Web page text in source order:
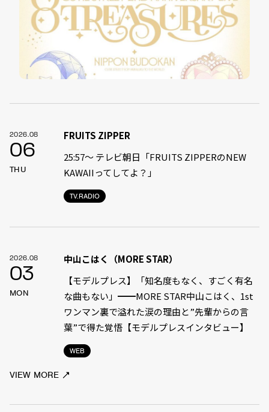
2026.08
06
THU
TV.RADIO
FRUITS ZIPPER
25:57～ テレビ朝日「FRUITS ZIPPERのNEW
KAWAIIってしてよ？」
2026.08
03
MON
WEB
中山こはく（MORE STAR）
【モデルプレス】「知名度もなく、すごく有名
な曲もない」━━MORE STAR中山こはく、1st
ワンマン裏で溢れた涙の理由と”先輩からの言
葉”で得た覚悟【モデルプレスインタビュー】
VIEW MORE